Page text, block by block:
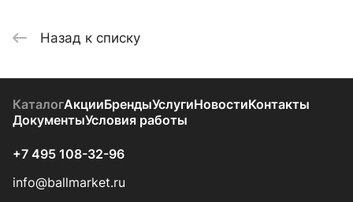
Назад к списку
КаталогАкцииБрендыУслугиНовостиКонтакты
ДокументыУсловия работы
+7 495 108-32-96
info@ballmarket.ru